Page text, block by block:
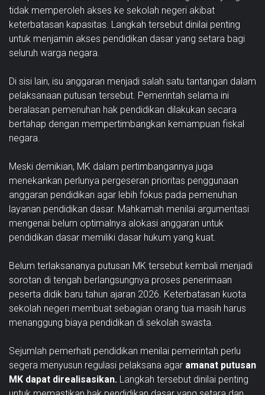
tidak memperoleh akses ke sekolah negeri akibat
keterbatasan kapasitas. Langkah tersebut dinilai penting
untuk menjamin akses pendidikan dasar yang setara bagi
seluruh warga negara.
Di sisi lain, isu anggaran menjadi salah satu tantangan dalam
pelaksanaan putusan tersebut. Pemerintah selama ini
beralasan pemenuhan hak pendidikan dilakukan secara
bertahap dengan mempertimbangkan kemampuan fiskal
negara.
Meski demikian, MK dalam pertimbangannya juga
menekankan perlunya pergeseran prioritas penggunaan
anggaran pendidikan agar lebih fokus pada pemenuhan
layanan pendidikan dasar. Mahkamah menilai argumentasi
mengenai belum optimalnya alokasi anggaran untuk
pendidikan dasar memiliki dasar hukum yang kuat.
Belum terlaksananya putusan MK tersebut kembali menjadi
sorotan di tengah berlangsungnya proses penerimaan
peserta didik baru tahun ajaran 2026. Keterbatasan kuota
sekolah negeri membuat sebagian orang tua masih harus
menanggung biaya pendidikan di sekolah swasta.
Sejumlah pemerhati pendidikan menilai pemerintah perlu
segera menyusun regulasi pelaksana agar amanat putusan
MK dapat direalisasikan. Langkah tersebut dinilai penting